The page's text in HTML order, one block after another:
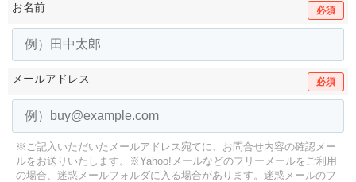
お名前 必須
メールアドレス 必須
※ご記入いただいたメールアドレス宛てに、お問合せ内容の確認メー
ルをお送りいたします。
※Yahoo!メールなどのフリーメールをご利用
の場合、迷惑メールフォルダに入る場合があります。 迷惑メールのフ